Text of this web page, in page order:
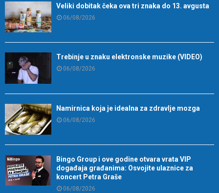
Veliki dobitak čeka ova tri znaka do 13. avgusta
06/08/2026
Trebinje u znaku elektronske muzike (VIDEO)
06/08/2026
Namirnica koja je idealna za zdravlje mozga
06/08/2026
Bingo Group i ove godine otvara vrata VIP
događaja građanima: Osvojite ulaznice za
koncert Petra Graše
06/08/2026